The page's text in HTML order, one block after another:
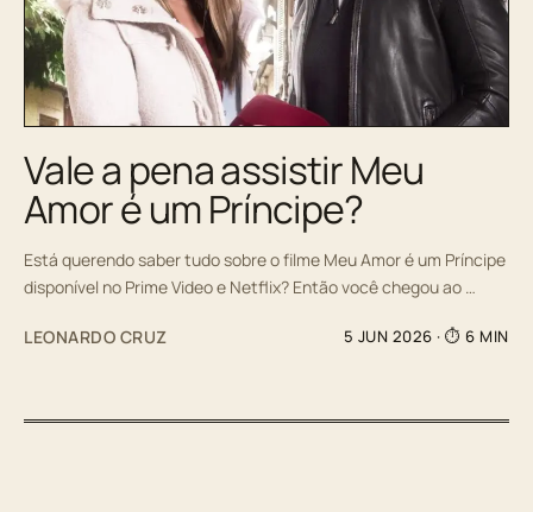
Vale a pena assistir Meu
Amor é um Príncipe?
Está querendo saber tudo sobre o filme Meu Amor é um Príncipe
disponível no Prime Video e Netflix? Então você chegou ao …
LEONARDO CRUZ 5 JUN 2026 · ⏱ 6 MIN